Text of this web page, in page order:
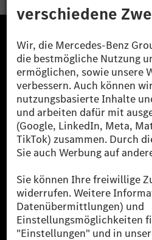
Die Mercedes-Benz
Die Mercedes-Benz Group AG
ist eines der erfolgreichsten
der Welt. Mit der Mercedes-
den größten Anbietern von
und Vans. Die Mercedes-Benz
Finanzierung, Leasing,
Flottenmanagement, digitale
und Bezahlen, die Vermittlung
sowie innovative
Mehr erfahren